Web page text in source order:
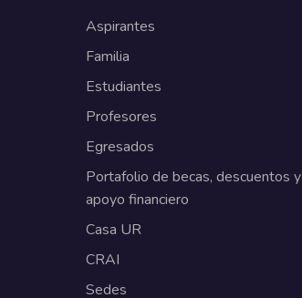
Aspirantes
Familia
Estudiantes
Profesores
Egresados
Portafolio de becas, descuentos y
apoyo financiero
Casa UR
CRAI
Sedes